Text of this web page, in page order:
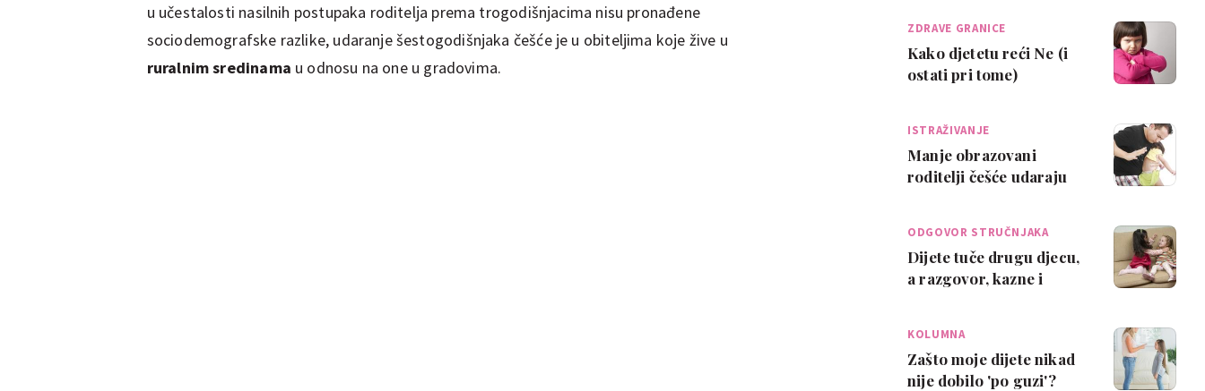
u učestalosti nasilnih postupaka roditelja prema trogodišnjacima nisu pronađene
sociodemografske razlike, udaranje šestogodišnjaka češće je u obiteljima koje žive u
ruralnim sredinama u odnosu na one u gradovima.
ZDRAVE GRANICE
Kako djetetu reći Ne (i
ostati pri tome)
ISTRAŽIVANJE
Manje obrazovani
roditelji češće udaraju
ODGOVOR STRUČNJAKA
Dijete tuče drugu djecu,
a razgovor, kazne i
KOLUMNA
Zašto moje dijete nikad
nije dobilo 'po guzi'?